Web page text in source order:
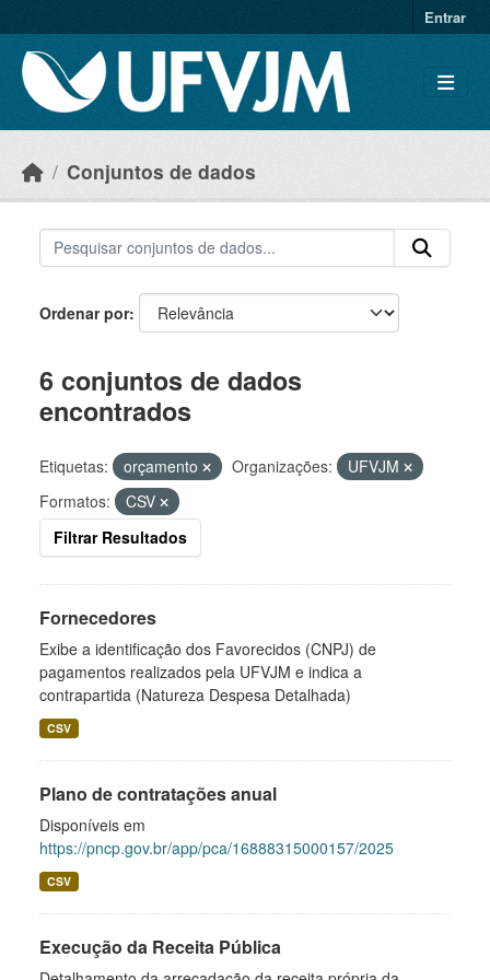
Entrar
Conjuntos de dados
Ordenar por
6 conjuntos de dados
encontrados
Etiquetas: orçamento Organizações:
UFVJM
Formatos:
CSV
Filtrar Resultados
Fornecedores
Exibe a identificação dos Favorecidos (CNPJ) de
pagamentos realizados pela UFVJM e indica a
contrapartida (Natureza Despesa Detalhada)
CSV
Plano de contratações anual
Disponíveis em
https://pncp.gov.br/app/pca/16888315000157/2025
CSV
Execução da Receita Pública